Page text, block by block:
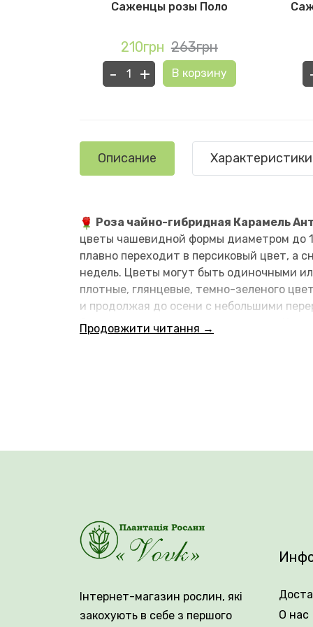
Саженцы розы Поло
210грн 263грн
- + В корзину
Описание
Роза чайно-гибридная Карамель
цветы чашевидной формы диаметром до
плавно переходит в персиковый цвет, а
недель. Цветы могут быть одиночными
плотные, глянцевые, темно-зеленого
и продолжая до осени с небольшими
Сорт идеально подходит для среза.
Возраст саженца: 2 года.
Продовжити читання →
Інтернет-магазин рослин, які
закохують в себе з першого
О нас